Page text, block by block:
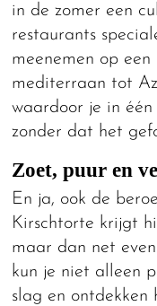
in de zomer een
restaurants
meenemen op
mediterraan tot
waardoor je in
zonder dat het
Zoet, puur en
En ja, ook de
Kirschtorte krijgt
maar dan net
kun je niet alleen
slag en ontdekken